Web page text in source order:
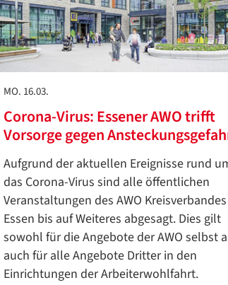
MO. 16.03.
Corona-Virus: Essener AWO trifft
Vorsorge gegen
Aufgrund der aktuellen Ereignisse rund
das Corona-Virus sind alle öffentlichen
Veranstaltungen des AWO Kreisverbandes
Essen bis auf Weiteres abgesagt. Dies gilt
sowohl für die Angebote der AWO selbst
auch für alle Angebote Dritter in den
Einrichtungen der Arbeiterwohlfahrt.